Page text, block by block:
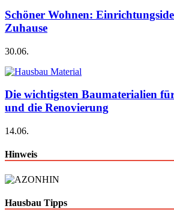
Schöner Wohnen:
Zuhause
30.06.
Die wichtigsten Baumaterialien
und die Renovierung
14.06.
Hinweis
Hausbau Tipps